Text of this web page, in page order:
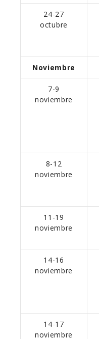
24-27
octubre
Noviembre
7-9
noviembre
8-12
noviembre
11-19
noviembre
14-16
noviembre
14-17
noviembre